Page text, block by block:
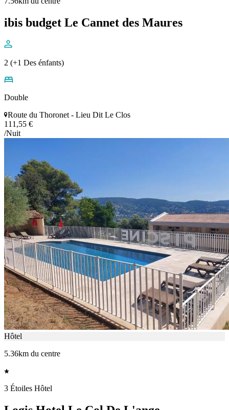
ibis budget Le Cannet des Maures
2 (+1 Des énfants)
Double
Route du Thoronet - Lieu Dit Le Clos
111,55 €
/Nuit
Hôtel
5.36km du centre
3 Étoiles Hôtel